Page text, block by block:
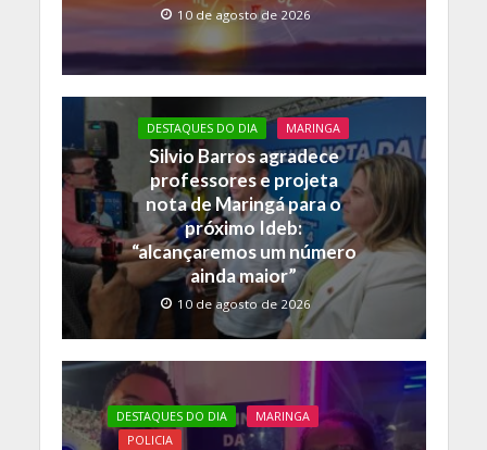
10 de agosto de 2026
DESTAQUES DO DIA MARINGA
Silvio Barros agradece
professores e projeta
nota de Maringá para o
próximo Ideb:
“alcançaremos um número
ainda maior”
10 de agosto de 2026
DESTAQUES DO DIA
MARINGA
POLICIA